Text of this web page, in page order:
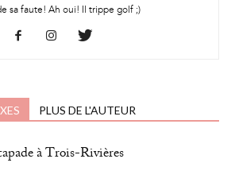
sa faute! Ah oui! Il trippe golf ;)
PLUS DE L'AUTEUR
à Trois-Rivières